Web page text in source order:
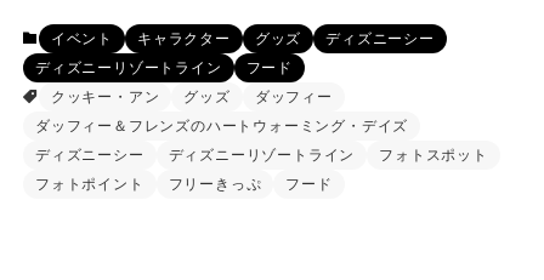
イベント キャラクター グッズ
ディズニーシー
ディズニーリゾートライン
フード
クッキー・アン
グッズ
ダッフィー
ダッフィー＆フレンズのハートウォーミング・デイズ
ディズニーシー
ディズニーリゾートライン
フォトスポット
フォトポイント
フリーきっぷ フード